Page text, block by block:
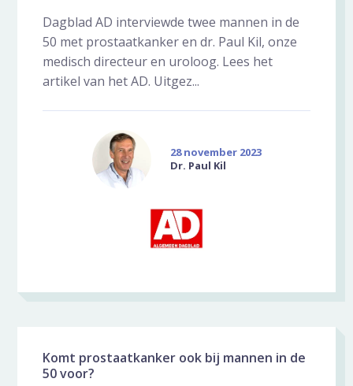
Dagblad AD interviewde twee mannen in de
50 met prostaatkanker en dr. Paul Kil, onze
medisch directeur en uroloog. Lees het
artikel van het AD. Uitgez...
28 november 2023
Dr. Paul Kil
Komt prostaatkanker ook bij mannen in de
50 voor?